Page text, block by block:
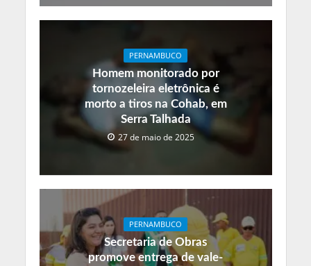
PERNAMBUCO
Homem monitorado por
tornozeleira eletrônica é
morto a tiros na Cohab, em
Serra Talhada
27 de maio de 2025
PERNAMBUCO
Secretaria de Obras
promove entrega de vale-